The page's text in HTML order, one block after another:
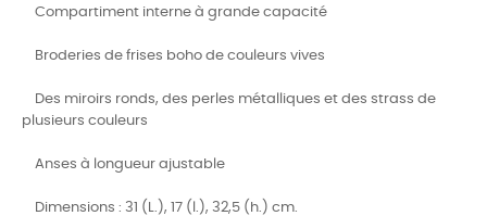
Compartiment interne à grande capacité
Broderies de frises boho de couleurs vives
Des miroirs ronds, des perles métalliques et des strass de
plusieurs couleurs
Anses à longueur ajustable
Dimensions : 31 (L.), 17 (l.), 32,5 (h.) cm.